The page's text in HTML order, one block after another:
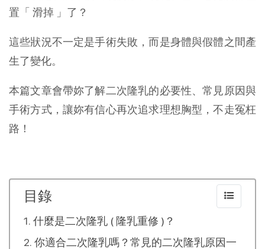
置「 滑掉 」了？
這些狀況不一定是手術失敗，而是身體與假體之間產
生了變化。
本篇文章會帶妳了解二次隆乳的必要性、常見原因與
手術方式，讓妳有信心再次追求理想胸型，不走冤枉
路！
目錄
什麼是二次隆乳 ( 隆乳重修 )？
你適合二次隆乳嗎？常見的二次隆乳原因一